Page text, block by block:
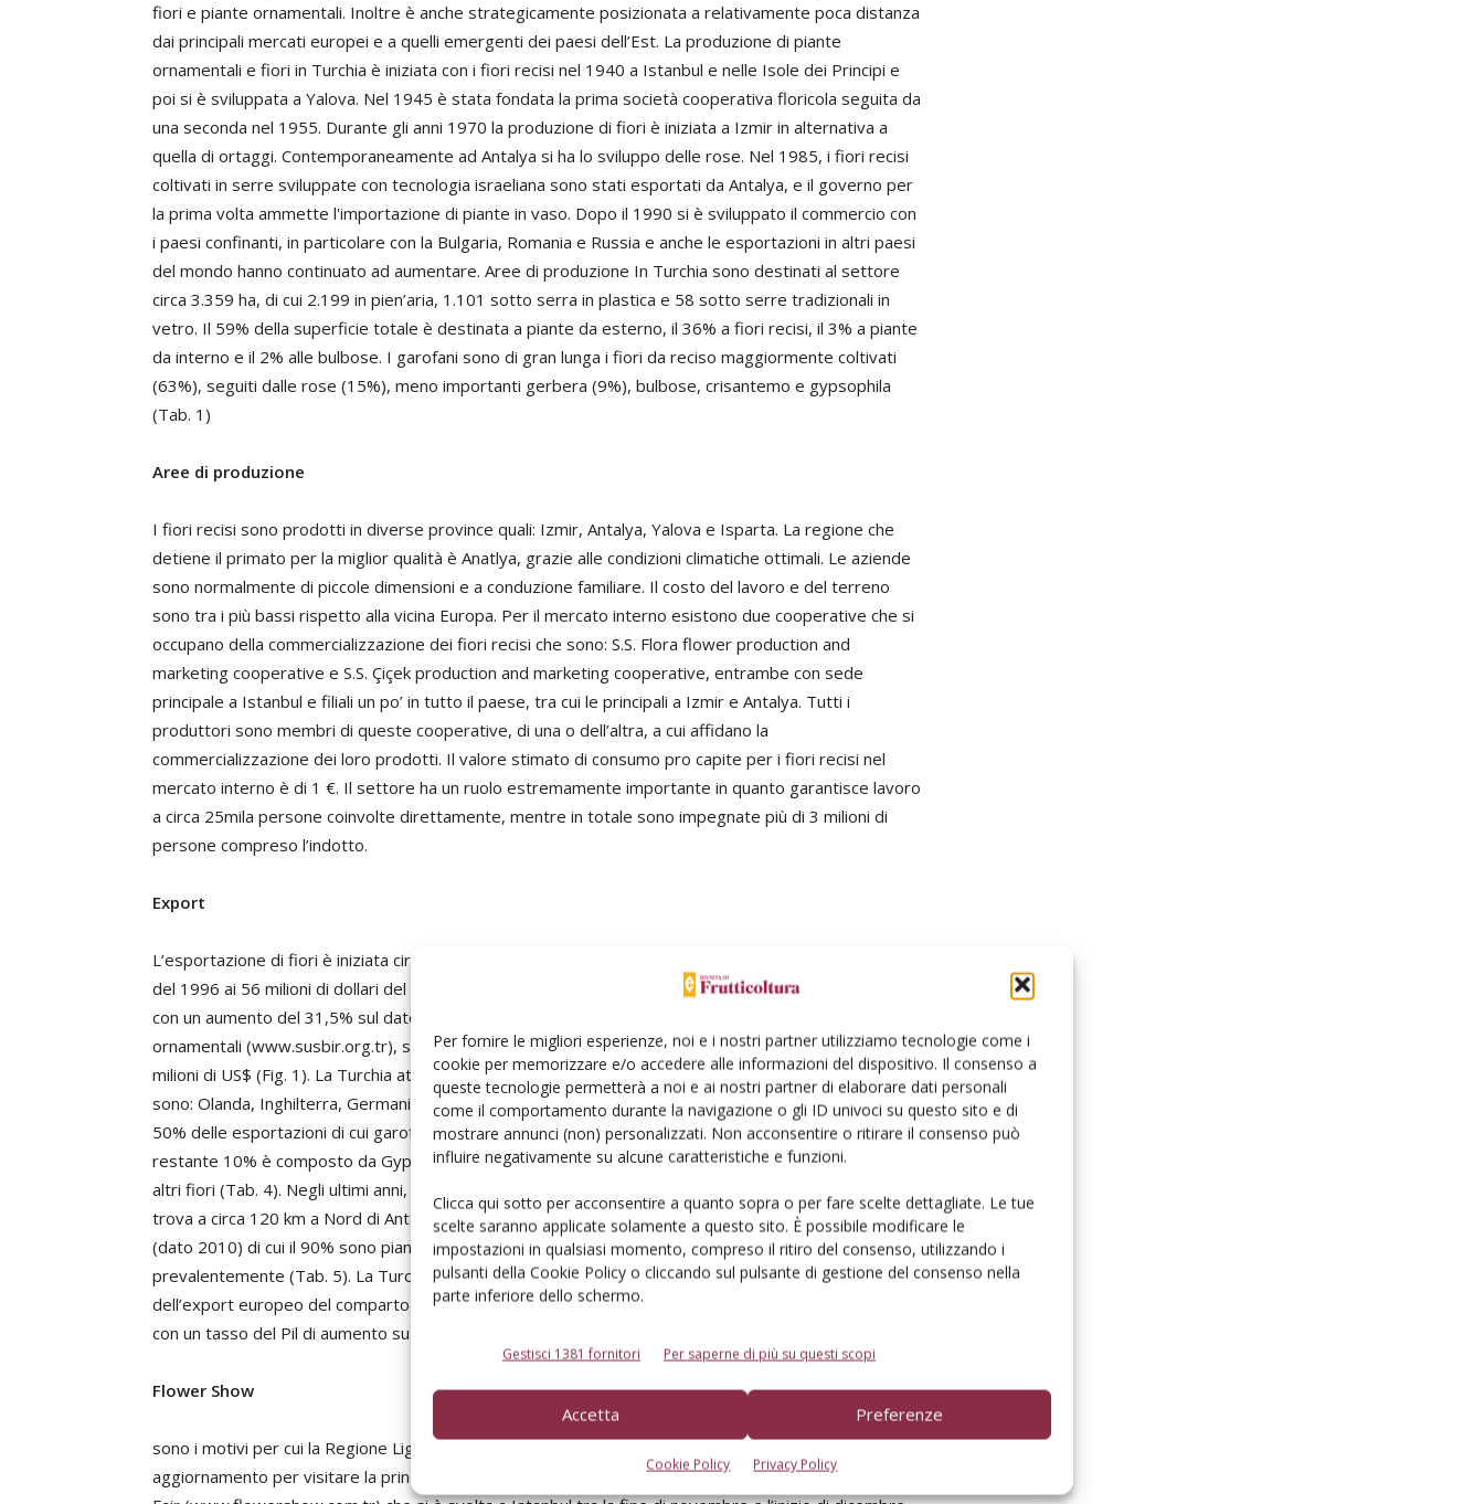
Per fornire le migliori esperienze, noi e i nostri partner utilizziamo tecnologie come i
cookie per memorizzare e/o accedere alle informazioni del dispositivo. Il consenso a
queste tecnologie permetterà a noi e ai nostri partner di elaborare dati personali
come il comportamento durante la navigazione o gli ID univoci su questo sito e di
mostrare annunci (non) personalizzati. Non acconsentire o ritirare il consenso può
influire negativamente su alcune caratteristiche e funzioni.
Clicca qui sotto per acconsentire a quanto sopra o per fare scelte dettagliate. Le tue
scelte saranno applicate solamente a questo sito. È possibile modificare le
impostazioni in qualsiasi momento, compreso il ritiro del consenso, utilizzando i
pulsanti della Cookie Policy o cliccando sul pulsante di gestione del consenso nella
parte inferiore dello schermo.
Gestisci 1381 fornitori Per saperne di più su questi scopi
Accetta Preferenze
Cookie Policy Privacy Policy
fiori e piante ornamentali. Inoltre è anche strategicamente posizionata a relativamente poca distanza
dai principali mercati europei e a quelli emergenti dei paesi dell’Est. La produzione di piante
ornamentali e fiori in Turchia è iniziata con i fiori recisi nel 1940 a Istanbul e nelle Isole dei Principi e
poi si è sviluppata a Yalova. Nel 1945 è stata fondata la prima società cooperativa floricola seguita da
una seconda nel 1955. Durante gli anni 1970 la produzione di fiori è iniziata a Izmir in alternativa a
quella di ortaggi. Contemporaneamente ad Antalya si ha lo sviluppo delle rose. Nel 1985, i fiori recisi
coltivati in serre sviluppate con tecnologia israeliana sono stati esportati da Antalya, e il governo per
la prima volta ammette l'importazione di piante in vaso. Dopo il 1990 si è sviluppato il commercio con
i paesi confinanti, in particolare con la Bulgaria, Romania e Russia e anche le esportazioni in altri paesi
del mondo hanno continuato ad aumentare. Aree di produzione In Turchia sono destinati al settore
circa 3.359 ha, di cui 2.199 in pien’aria, 1.101 sotto serra in plastica e 58 sotto serre tradizionali in
vetro. Il 59% della superficie totale è destinata a piante da esterno, il 36% a fiori recisi, il 3% a piante
da interno e il 2% alle bulbose. I garofani sono di gran lunga i fiori da reciso maggiormente coltivati
(63%), seguiti dalle rose (15%), meno importanti gerbera (9%), bulbose, crisantemo e gypsophila
(Tab. 1)
Aree di produzione
I fiori recisi sono prodotti in diverse province quali: Izmir, Antalya, Yalova e Isparta. La regione che
detiene il primato per la miglior qualità è Anatlya, grazie alle condizioni climatiche ottimali. Le aziende
sono normalmente di piccole dimensioni e a conduzione familiare. Il costo del lavoro e del terreno
sono tra i più bassi rispetto alla vicina Europa. Per il mercato interno esistono due cooperative che si
occupano della commercializzazione dei fiori recisi che sono: S.S. Flora flower production and
marketing cooperative e S.S. Çiçek production and marketing cooperative, entrambe con sede
principale a Istanbul e filiali un po’ in tutto il paese, tra cui le principali a Izmir e Antalya. Tutti i
produttori sono membri di queste cooperative, di una o dell’altra, a cui affidano la
commercializzazione dei loro prodotti. Il valore stimato di consumo pro capite per i fiori recisi nel
mercato interno è di 1 €. Il settore ha un ruolo estremamente importante in quanto garantisce lavoro
a circa 25mila persone coinvolte direttamente, mentre in totale sono impegnate più di 3 milioni di
persone compreso l’indotto.
Export
L’esportazione di fiori è iniziata circa 20 anni fa, aumentando il proprio valore dai 17 milioni di dollari
del 1996 ai 56 milioni di dollari del 2010. Nel 2012 il valore esportato è arrivato a 73 milioni di US$
con un aumento del 31,5% sul dato del 2010 e Süsbir, associazione turca di coltivatori di piante
ornamentali (www.susbir.org.tr), stima che in 10 anni (2023) questo valore potrà arrivare a 500
milioni di US$ (Fig. 1). La Turchia attualmente esporta in 57 paesi al mondo, di cui i più importanti
sono: Olanda, Inghilterra, Germania, Russia e Turkmenistan (Tab. 3). I fiore recisi rappresentano il
50% delle esportazioni di cui garofano e gerbera sono le più importanti con il 90% del valore. Il
restante 10% è composto da Gypsophila, solidago, Lilium, Lisianthus, ranuncoli, verdi ornamentali e
altri fiori (Tab. 4). Negli ultimi anni, il settore floricolo ha conquistato anche l’altopiano di Isparta che si
trova a circa 120 km a Nord di Antalya. La Turchia importa circa 49 milioni di US$ di prodotti floricoli
(dato 2010) di cui il 90% sono piante da interno ed esterno importanti da Italia, Olanda e Germania
prevalentemente (Tab. 5). La Turchia rappresenta oggi quasi il 6% (in quantità) e il 2,1% (in valore)
dell’export europeo del comparto del florovivaismo (Fig. 2). È un paese di oltre 74 milioni di abitanti e
con un tasso del Pil di aumento su base annuale superiore al 4.5%.
Flower Show
sono i motivi per cui la Regione Liguria, il dipartimento Agricoltura, ha organizzato un viaggio di
aggiornamento per visitare la principale mostra floricola dell’area il Flower Show Turkey/Eurasia Plant